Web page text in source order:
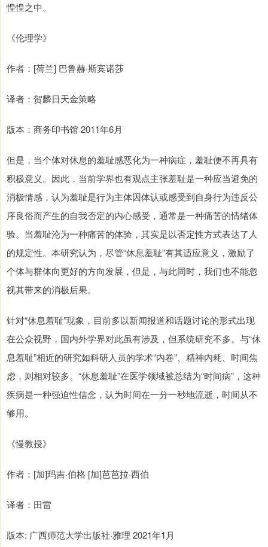
惶惶之中。
《伦理学》
作者：[荷兰] 巴鲁赫·斯宾诺莎
译者：贺麟日天金策略
版本：商务印书馆 2011年6月
但是，当个体对休息的羞耻感恶化为一种病症，羞耻便不再具有
积极意义。因此，当前学界也有观点主张羞耻是一种应当避免的
消极情感，认为羞耻是行为主体因体认或感受到自身行为违反公
序良俗而产生的自我否定的内心感受，通常是一种痛苦的情绪体
验。当羞耻沦为一种痛苦的体验，其实是以否定性方式表达了人
的规定性。本研究认为，尽管“休息羞耻”有其适应意义，激励了
个体与群体向更好的方向发展，但是，与此同时，我们也不能忽
视其带来的消极后果。
针对“休息羞耻”现象，目前多以新闻报道和话题讨论的形式出现
在公众视野，国内外学界对此虽有涉及，但系统研究不多。与“休
息羞耻”相近的研究如科研人员的学术“内卷”、精神内耗、时间焦
虑，则相对较多。“休息羞耻”在医学领域被总结为“时间病”，这种
疾病是一种强迫性信念，认为时间在一分一秒地流逝，时间从不
够用。
《慢教授》
作者：[加]玛吉·伯格 [加]芭芭拉·西伯
译者：田雷
版本: 广西师范大学出版社·雅理 2021年1月